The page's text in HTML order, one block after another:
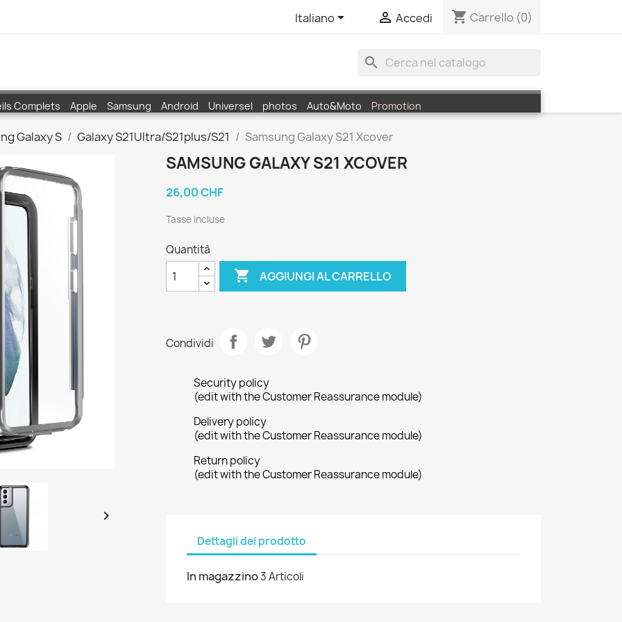
Italiano  Accedi shopping_cart Carrello (0)
search
Complets Apple Samsung Android Universel photos Auto&Moto Promotion
Galaxy S Galaxy S21Ultra/S21plus/S21 Samsung Galaxy S21 Xcover

SAMSUNG GALAXY S21 XCOVER
26,00 CHF
Tasse incluse
Quantità
 AGGIUNGI AL CARRELLO
Condividi
Security policy
(edit with the Customer Reassurance module)
Delivery policy
(edit with the Customer Reassurance module)
Return policy
(edit with the Customer Reassurance module)
Dettagli del prodotto
In magazzino3 Articoli